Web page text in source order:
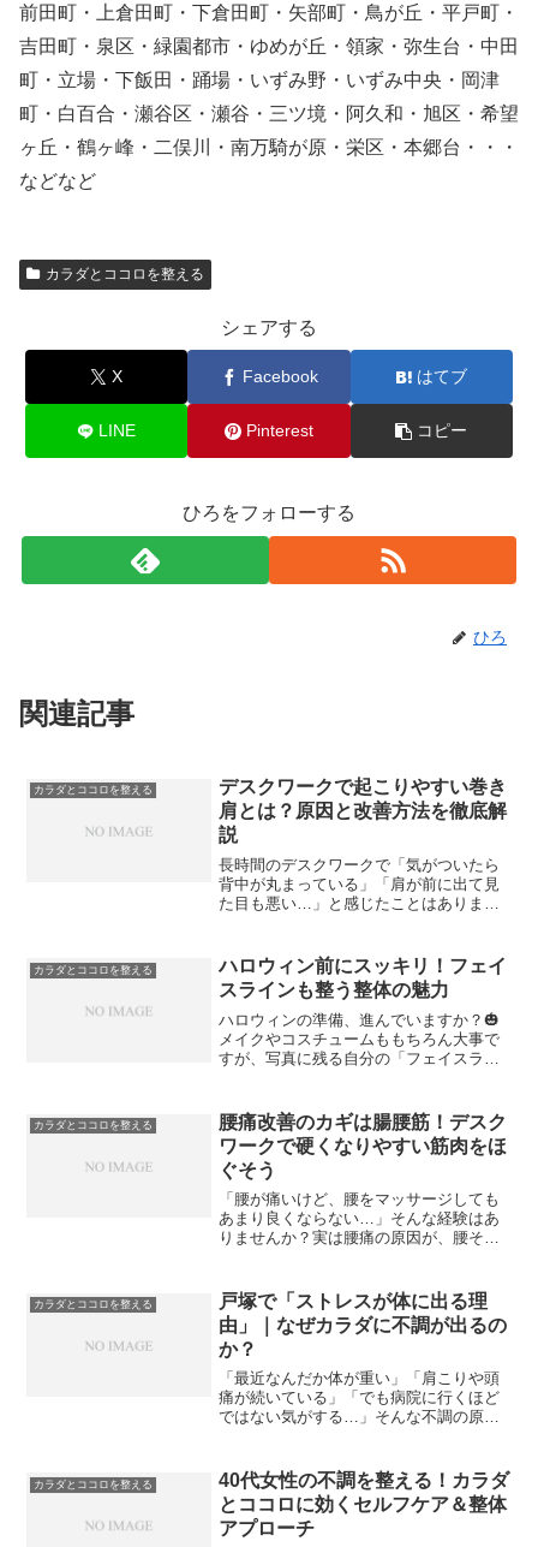
前田町・上倉田町・下倉田町・矢部町・鳥が丘・平戸町・
吉田町・泉区・緑園都市・ゆめが丘・領家・弥生台・中田
町・立場・下飯田・踊場・いずみ野・いずみ中央・岡津
町・白百合・瀬谷区・瀬谷・三ツ境・阿久和・旭区・希望
ヶ丘・鶴ヶ峰・二俣川・南万騎が原・栄区・本郷台・・・
などなど
カラダとココロを整える
シェアする
X Facebook はてブ
LINE Pinterest コピー
ひろをフォローする
ひろ
関連記事
カラダとココロを整える
デスクワークで起こりやすい巻き
肩とは？原因と改善方法を徹底解
説
長時間のデスクワークで「気がついたら
背中が丸まっている」「肩が前に出て見
た目も悪い…」と感じたことはありませ
く、首や肩のコリ、頭痛、呼吸の浅さな
ど、さまざまな不調につ...
カラダとココロを整える
ハロウィン前にスッキリ！フェイ
スラインも整う整体の魅力
ハロウィンの準備、進んでいますか？🎃
メイクやコスチュームももちろん大事で
すが、写真に残る自分の「フェイスライ
ことで、フェイスラインまでスッキリ見
せることができるって知っ...
カラダとココロを整える
腰痛改善のカギは腸腰筋！デスク
ワークで硬くなりやすい筋肉をほ
ぐそう
「腰が痛いけど、腰をマッサージしても
あまり良くならない…」そんな経験はあ
りませんか？実は腰痛の原因が、腰その
姿勢を支えるインナーマッスルで、長時
間のデスクワークで硬くな...
カラダとココロを整える
戸塚で「ストレスが体に出る理
由」｜なぜカラダに不調が出るの
か？
「最近なんだか体が重い」「肩こりや頭
痛が続いている」「でも病院に行くほど
ではない気がする…」そんな不調の原
神経の乱れ」を起こし、体に不調を出し
ますストレスが体に出る理...
カラダとココロを整える
40代女性の不調を整える！カラダ
とココロに効くセルフケア＆整体
アプローチ